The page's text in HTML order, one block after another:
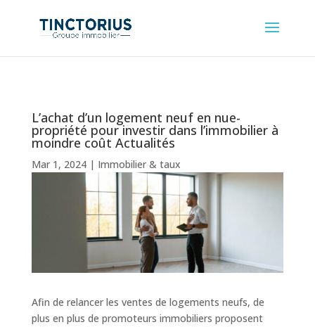
L’achat d’un logement neuf en nue-
propriété pour investir dans l’immobilier à
moindre coût Actualités
Mar 1, 2024| Immobilier & taux
Afin de relancer les ventes de logements neufs, de
plus en plus de promoteurs immobiliers proposent